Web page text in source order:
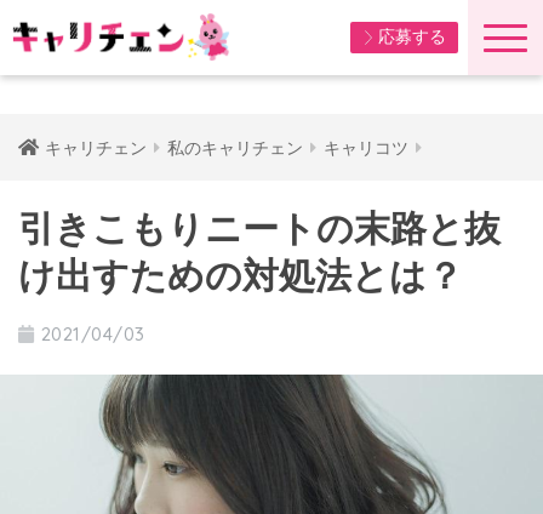
応募する
キャリチェン 私のキャリチェン キャリコツ
引きこもりニートの末路と抜
け出すための対処法とは？
2021/04/03